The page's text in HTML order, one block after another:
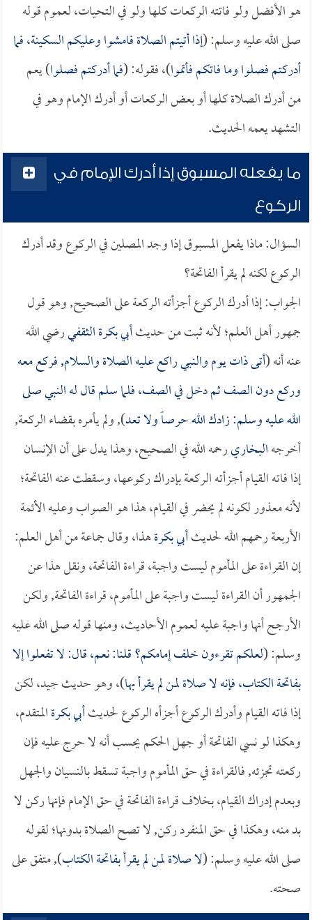
هو الأفضل ولو فاتته الركعات كلها ولو في التحيات، لعموم قوله
صلى الله عليه وسلم: (إذا أتيتم الصلاة فامشوا وعليكم السكينة، فما
أدركتم فصلوا وما فاتكم فأتموا)، فقوله: (فما أدركتم فصلوا) يعم
من أدرك الصلاة كلها أو بعض الركعات أو أدرك الإمام وهو في
التشهد يعمه الحديث.
ما يفعله المسبوق إذا أدرك الإمام في
الركوع
السؤال: ماذا يفعل المسبوق إذا وجد المصلين في الركوع وقد أدرك
الركوع لكنه لم يقرأ الفاتحة؟
الجواب: إذا أدرك الركوع أجزأته الركعة على الصحيح, وهو قول
جمهور أهل العلم؛ لأنه ثبت من حديثأبي بكرة الثقفيرضي الله
عنه أنه (أتى ذات يوم والنبي راكع عليه الصلاة والسلام, فركع معه
وركع دون الصف ثم دخل في الصف، فلما سلم قال له النبي صلى
الله عليه وسلم: زادك الله حرصاً ولا تعد), ولم يأمره بقضاء الركعة,
أخرجهالبخاريرحمه الله في الصحيح، وهذا يدل على أن الإنسان
إذا فاته القيام أجزأته الركعة بإدراك ركوعها، وسقطت عنه الفاتحة؛
لأنه معذور لكونه لم يحضر في القيام، هذا هو الصواب وعليه الأئمة
الأربعة رحمهم الله لحديثأبي بكرةهذا، وقال جماعة من أهل العلم:
إن القراءة على المأموم ليست واجبة، قراءة الفاتحة، ونقل هذا عن
الجمهور أن القراءة ليست واجبة على المأموم، قراءة الفاتحة, ولكن
الأرجح أنها واجبة عليه لعموم الأحاديث، ومنها قوله صلى الله عليه
وسلم: (لعلكم تقرءون خلف إمامكم؟ قلنا: نعم، قال: لا تفعلوا إلا
بفاتحة الكتاب، فإنه لا صلاة لمن لم يقرأ بها)، وهو حديث جيد، لكن
إذا فاته القيام وأدرك الركوع أجزأه الركوع لحديثأبي بكرةالمتقدم،
وهكذا لو نسي الفاتحة أو جهل الحكم يحسب أنه لا حرج عليه فإن
ركعته تجزئه, فالقراءة في حق المأموم واجبة تسقط بالنسيان والجهل
وبعدم إدراك القيام، بخلاف قراءة الفاتحة في حق الإمام فإنها ركن لا
بد منه، وهكذا في حق المنفرد ركن, لا تصح الصلاة بدونها؛ لقوله
صلى الله عليه وسلم: (لا صلاة لمن لم يقرأ بفاتحة الكتاب), متفق على
صحته.